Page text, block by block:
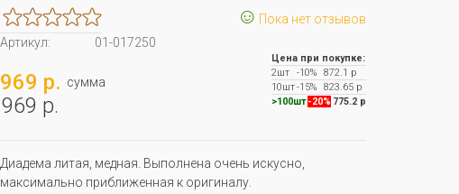
☺ Пока нет отзывов
Артикул:
01-017250
969 р. сумма
969 р.
Цена при покупке:
2шт
-10%
872.1 р
10шт-15%
823.65 р
>100шт -20% 775.2 р
Диадема литая, медная. Выполнена очень искусно,
максимально приближенная к оригиналу.